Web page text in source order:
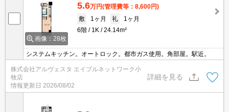
画像：28枚
5.6万円(管理費等：8,600円)
敷
1ヶ月 礼
1ヶ月
6階
1K 24.14m²
システムキッチン。オートロック。都市ガス使用。角部屋。駅近。
株式会社アルヴェスタ エイブルネットワーク小
牧店
情報更新日 2026/08/02
詳細を見る